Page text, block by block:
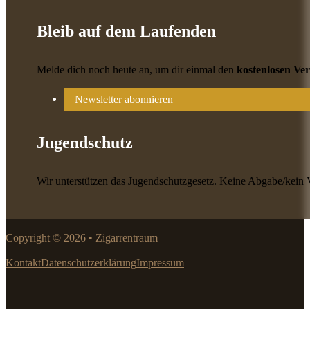
Bleib auf dem Laufenden
Melde dich noch heute an, um dir einmal denkostenlosen
Newsletter abonnieren
Jugendschutz
Wir unterstützen das Jugendschutzgesetz. Keine Abgabe/
Copyright © 2026 • Zigarrentraum
KontaktDatenschutzerklärungImpressum